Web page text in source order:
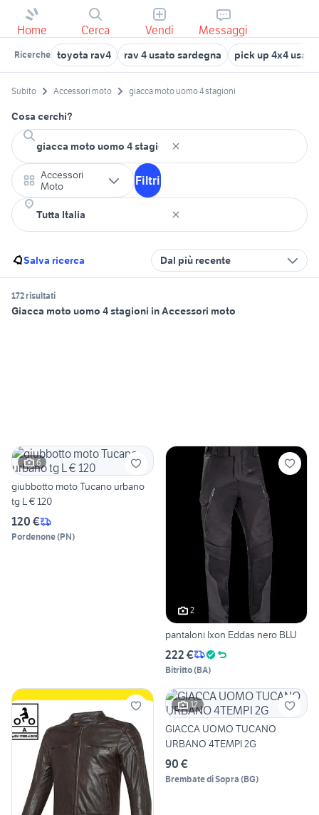
Home Cerca Vendi Messaggi
Ricerche toyota rav4 rav 4 usato sardegna pick up 4x4 usati
Subito Accessori moto giacca moto uomo 4 stagioni
Cosa cerchi?
Accessori
Moto
Filtri
Salva ricerca Dal più recente
172 risultati
Giacca moto uomo 4 stagioni in Accessori moto
6
giubbotto moto Tucano urbano
tg L € 120
120 €
Pordenone(PN)
2
pantaloni Ixon Eddas nero BLU
222 €
Bitritto(BA)
12
GIACCA UOMO TUCANO
URBANO 4TEMPI 2G
90 €
Brembate di Sopra (BG)